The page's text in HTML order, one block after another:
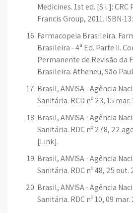
Medicines. 1st ed. [S.l.]: CRC
Francis Group, 2011. ISBN-
Farmacopeia Brasileira.
Brasileira - 4ª Ed. Parte II.
Permanente de Revisão da
Brasileira. Atheneu, São
Brasil, ANVISA - Agência
Sanitária. RCD nº 23, 15
Brasil, ANVISA - Agência
Sanitária. RDC nº 278, 22
[Link].
Brasil, ANVISA - Agência
Sanitária. RDC nº 48, 25 out.
Brasil, ANVISA - Agência
Sanitária. RDC nº 10, 09